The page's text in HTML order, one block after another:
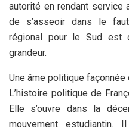
autorité en rendant service
de s’asseoir dans le
régional pour le Sud est
grandeur.
Une âme politique façonnée
L’histoire politique de
Elle s’ouvre dans la
mouvement estudiantin.